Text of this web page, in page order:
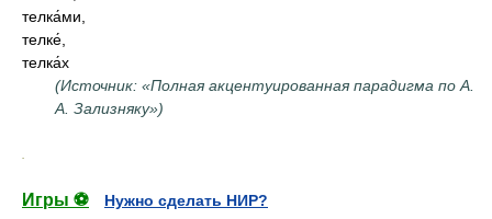
телка́ми,
телке́,
телка́х
(Источник: «Полная акцентуированная парадигма по А.
А. Зализняку»)
Игры ⚽
Нужно сделать НИР?